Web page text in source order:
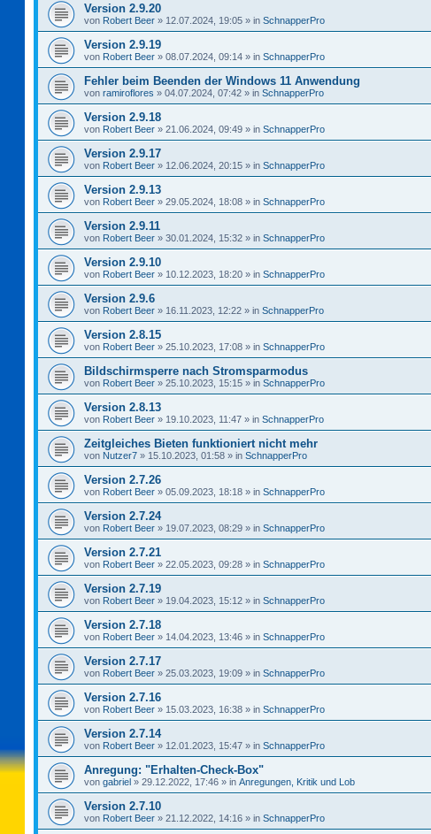
Version 2.9.20
von Robert Beer » 12.07.2024, 19:05 » in SchnapperPro
Version 2.9.19
von Robert Beer » 08.07.2024, 09:14 » in SchnapperPro
Fehler beim Beenden der Windows 11 Anwendung
von ramiroflores » 04.07.2024, 07:42 » in SchnapperPro
Version 2.9.18
von Robert Beer » 21.06.2024, 09:49 » in SchnapperPro
Version 2.9.17
von Robert Beer » 12.06.2024, 20:15 » in SchnapperPro
Version 2.9.13
von Robert Beer » 29.05.2024, 18:08 » in SchnapperPro
Version 2.9.11
von Robert Beer » 30.01.2024, 15:32 » in SchnapperPro
Version 2.9.10
von Robert Beer » 10.12.2023, 18:20 » in SchnapperPro
Version 2.9.6
von Robert Beer » 16.11.2023, 12:22 » in SchnapperPro
Version 2.8.15
von Robert Beer » 25.10.2023, 17:08 » in SchnapperPro
Bildschirmsperre nach Stromsparmodus
von Robert Beer » 25.10.2023, 15:15 » in SchnapperPro
Version 2.8.13
von Robert Beer » 19.10.2023, 11:47 » in SchnapperPro
Zeitgleiches Bieten funktioniert nicht mehr
von Nutzer7 » 15.10.2023, 01:58 » in SchnapperPro
Version 2.7.26
von Robert Beer » 05.09.2023, 18:18 » in SchnapperPro
Version 2.7.24
von Robert Beer » 19.07.2023, 08:29 » in SchnapperPro
Version 2.7.21
von Robert Beer » 22.05.2023, 09:28 » in SchnapperPro
Version 2.7.19
von Robert Beer » 19.04.2023, 15:12 » in SchnapperPro
Version 2.7.18
von Robert Beer » 14.04.2023, 13:46 » in SchnapperPro
Version 2.7.17
von Robert Beer » 25.03.2023, 19:09 » in SchnapperPro
Version 2.7.16
von Robert Beer » 15.03.2023, 16:38 » in SchnapperPro
Version 2.7.14
von Robert Beer » 12.01.2023, 15:47 » in SchnapperPro
Anregung: "Erhalten-Check-Box"
von gabriel » 29.12.2022, 17:46 » in Anregungen, Kritik und Lob
Version 2.7.10
von Robert Beer » 21.12.2022, 14:16 » in SchnapperPro